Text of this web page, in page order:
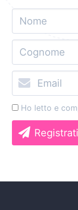
Ho letto e
Registrati